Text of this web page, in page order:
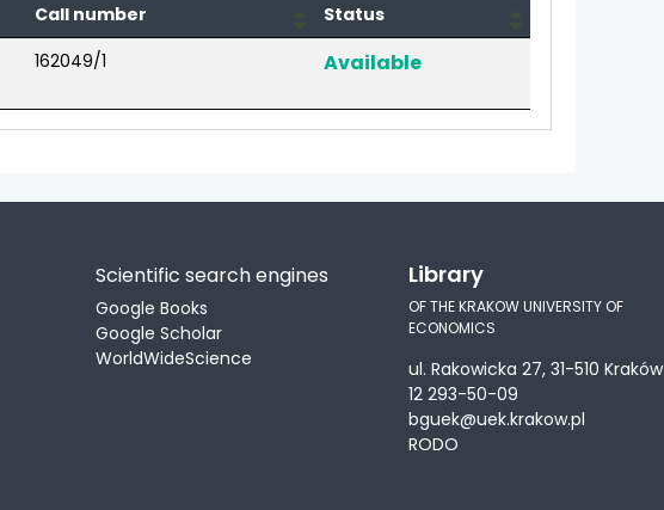
Call number
Status
162049/1 Available
Scientific search engines
Google Books
Google Scholar
WorldWideScience
Library
OF THE KRAKOW UNIVERSITY OF
ECONOMICS
ul. Rakowicka 27, 31-510 Kraków
12 293-50-09
bguek@uek.krakow.pl
RODO